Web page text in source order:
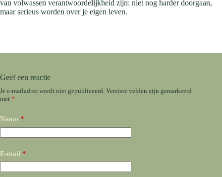
van volwassen verantwoordelijkheid zijn: niet nog harder doorgaan,
maar serieus worden over je eigen leven.
Geef een reactie
Je e-mailadres wordt niet gepubliceerd. Vereiste velden zijn gemarkeerd
met *
Naam *
E-mail *